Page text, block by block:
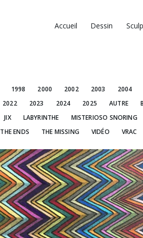
Accueil Dessin
1998 2000 2002 2003 2004
2022 2023 2024 2025 AUTRE
JIX LABYRINTHE MISTERIOSO SNORING
THE ENDS THE MISSING VIDÉO VRAC